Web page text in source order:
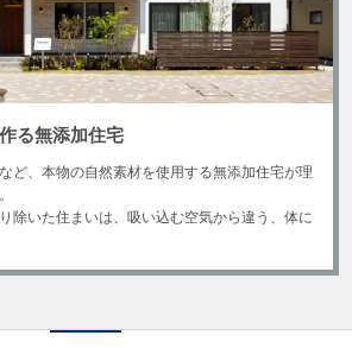
る無添加住宅
ど、本物の自然素材を使用する無添加住宅が理
除いた住まいは、吸い込む空気から違う、体に